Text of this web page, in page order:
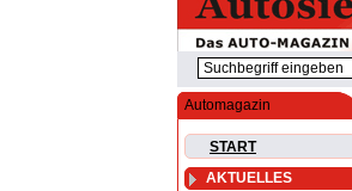
Automagazin
START
AKTUELLES